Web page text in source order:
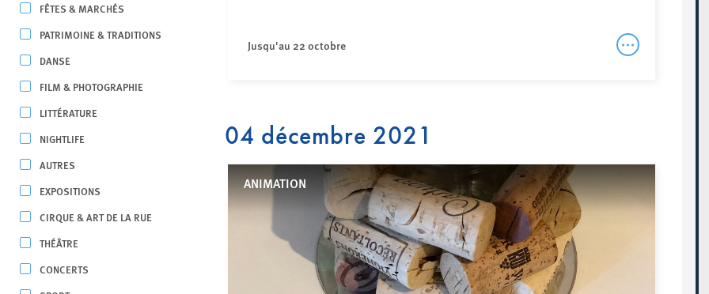
FÊTES & MARCHÉS
PATRIMOINE & TRADITIONS
DANSE
FILM & PHOTOGRAPHIE
LITTÉRATURE
NIGHTLIFE
AUTRES
EXPOSITIONS
CIRQUE & ART DE LA RUE
THÉÂTRE
CONCERTS
Jusqu'au 22 octobre
04 décembre 2021
ANIMATION